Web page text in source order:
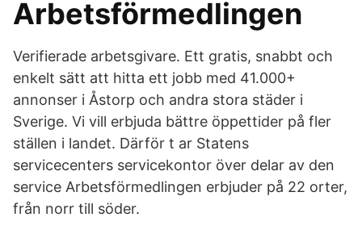
Arbetsförmedlingen
Verifierade arbetsgivare. Ett gratis, snabbt och
enkelt sätt att hitta ett jobb med 41.000+
annonser i Åstorp och andra stora städer i
Sverige. Vi vill erbjuda bättre öppettider på fler
ställen i landet. Därför t ar Statens
servicecenters servicekontor över delar av den
service Arbetsförmedlingen erbjuder på 22 orter,
från norr till söder.